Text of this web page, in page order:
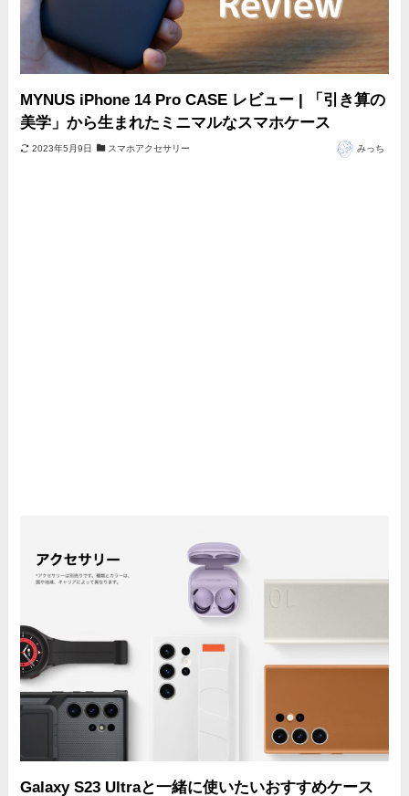
MYNUS iPhone 14 Pro CASE レビュー | 「引き算の
美学」から生まれたミニマルなスマホケース
2023年5月9日 スマホアクセサリー みっち
Galaxy S23 Ultraと一緒に使いたいおすすめケース